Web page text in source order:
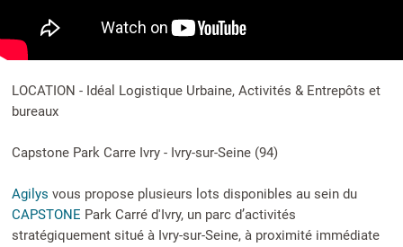
LOCATION - Idéal Logistique Urbaine, Activités & Entrepôts et
bureaux
Capstone Park Carre Ivry - Ivry-sur-Seine (94)
Agilys vous propose plusieurs lots disponibles au sein du
CAPSTONE Park Carré d'Ivry, un parc d’activités
stratégiquement situé à Ivry-sur-Seine, à proximité immédiate